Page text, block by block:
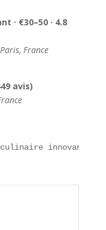
· €30–50 · 4.8
France
avis)
culinaire